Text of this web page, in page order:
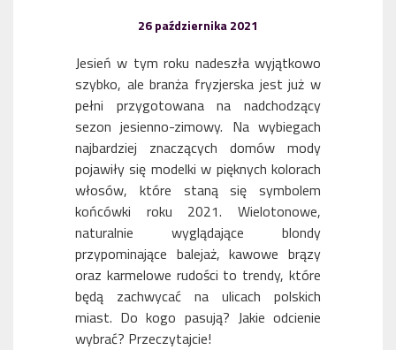
26 października 2021
Jesień w tym roku nadeszła wyjątkowo
szybko, ale branża fryzjerska jest już w
pełni przygotowana na nadchodzący
sezon jesienno-zimowy. Na wybiegach
najbardziej znaczących domów mody
pojawiły się modelki w pięknych kolorach
włosów, które staną się symbolem
końcówki roku 2021. Wielotonowe,
naturalnie wyglądające blondy
przypominające balejaż, kawowe brązy
oraz karmelowe rudości to trendy, które
będą zachwycać na ulicach polskich
miast. Do kogo pasują? Jakie odcienie
wybrać? Przeczytajcie!